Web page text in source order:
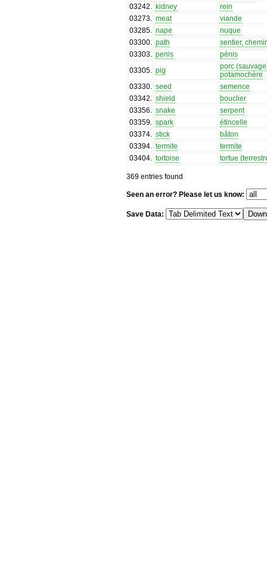
03242
kidney
rein
03273
meat
viande
03285
nape
nuque
03300
path
sentier,
03303
penis
pénis
03305
pig
porc
potamochère
03330
seed
semence
03342
shield
bouclier
03356
snake
serpent
03359
spark
étincelle
03374
stick
bâton
03394
termite
termite
03404
tortoise tortue
369 entries found
Seen an error? Please let us know:
Save Data: